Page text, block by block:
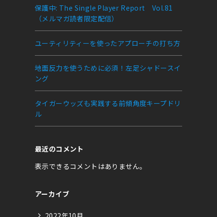
保護中: The Single Player Report Vol.81
（メルマガ読者限定配信）
ユーティリティーを使ったアプローチの打ち方
地面反力を使うために必須！左足シャドースイ
ング
タイガーウッズも実践する前傾角度キープドリ
ル
最近のコメント
表示できるコメントはありません。
アーカイブ